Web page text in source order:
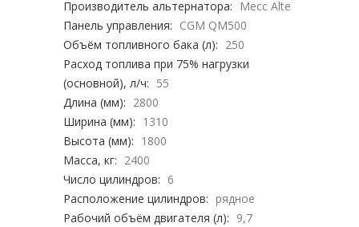
Производитель альтернатора:
Mecc Alte
Панель управления: CGM QM500
Объём топливного бака (л): 250
Расход топлива при 75% нагрузки
(основной), л/ч: 55
Длина (мм): 2800
Ширина (мм): 1310
Высота (мм): 1800
Масса, кг: 2400
Число цилиндров: 6
Расположение цилиндров: рядное
Рабочий объём двигателя (л): 9,7